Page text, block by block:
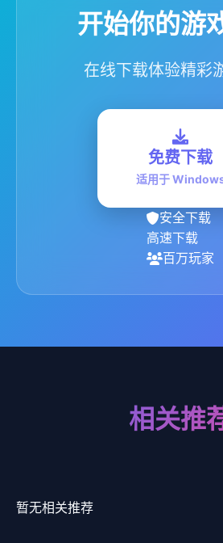
开始你的游
在线下载体验精彩
免费下载
适用于
安全下载
高速下载
百万玩家
相关推
暂无相关推荐